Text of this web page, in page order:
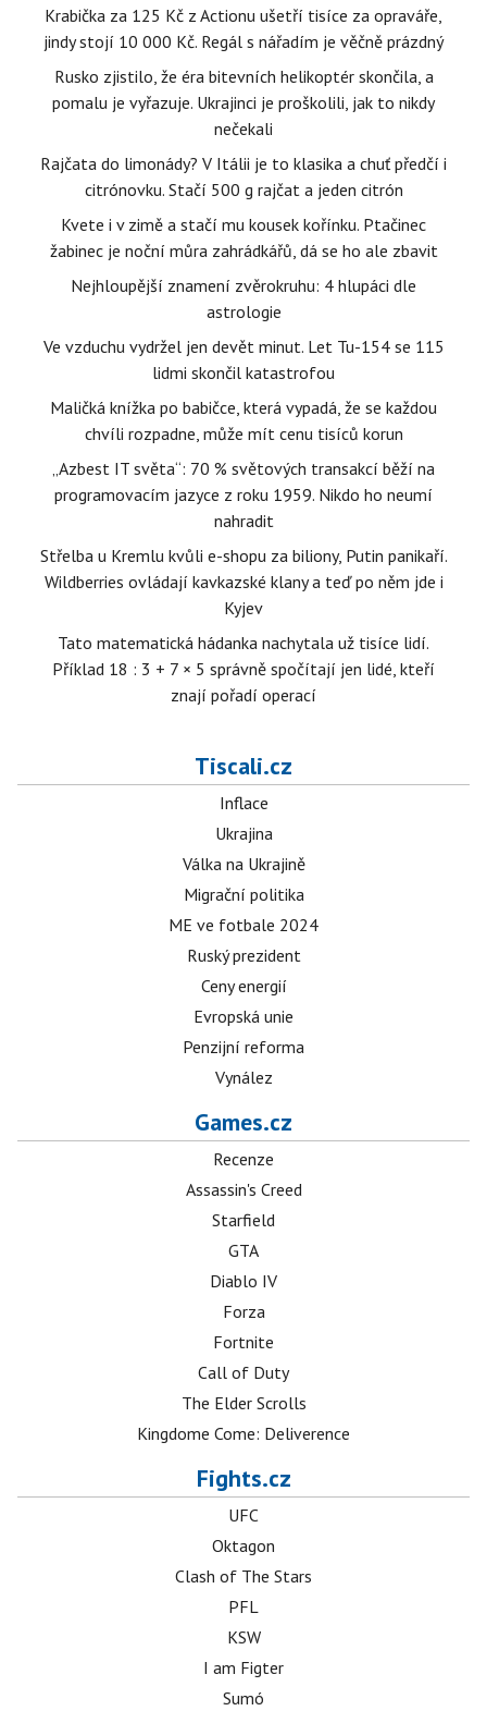
Krabička za 125 Kč z Actionu ušetří tisíce za opraváře,
jindy stojí 10 000 Kč. Regál s nářadím je věčně prázdný
Rusko zjistilo, že éra bitevních helikoptér skončila, a
pomalu je vyřazuje. Ukrajinci je proškolili, jak to nikdy
nečekali
Rajčata do limonády? V Itálii je to klasika a chuť předčí i
citrónovku. Stačí 500 g rajčat a jeden citrón
Kvete i v zimě a stačí mu kousek kořínku. Ptačinec
žabinec je noční můra zahrádkářů, dá se ho ale zbavit
Nejhloupější znamení zvěrokruhu: 4 hlupáci dle
astrologie
Ve vzduchu vydržel jen devět minut. Let Tu-154 se 115
lidmi skončil katastrofou
Maličká knížka po babičce, která vypadá, že se každou
chvíli rozpadne, může mít cenu tisíců korun
„Azbest IT světa“: 70 % světových transakcí běží na
programovacím jazyce z roku 1959. Nikdo ho neumí
nahradit
Střelba u Kremlu kvůli e-shopu za biliony, Putin panikaří.
Wildberries ovládají kavkazské klany a teď po něm jde i
Kyjev
Tato matematická hádanka nachytala už tisíce lidí.
Příklad 18 : 3 + 7 × 5 správně spočítají jen lidé, kteří
znají pořadí operací
Tiscali.cz
Inflace
Ukrajina
Válka na Ukrajině
Migrační politika
ME ve fotbale 2024
Ruský prezident
Ceny energií
Evropská unie
Penzijní reforma
Vynález
Games.cz
Recenze
Assassin's Creed
Starfield
GTA
Diablo IV
Forza
Fortnite
Call of Duty
The Elder Scrolls
Kingdome Come: Deliverence
Fights.cz
UFC
Oktagon
Clash of The Stars
PFL
KSW
I am Figter
Sumó